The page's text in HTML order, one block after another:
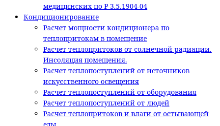
медицинских по Р 3.5.1904-04
Кондиционирование
Расчет мощности кондиционера по
теплопритокам в помещение
Расчет теплопритоков от солнечной радиации.
Инсоляция помещения.
Расчет теплопоступлений от источников
искусственного освещения
Расчет теплопоступлений от оборудования
Расчет теплопоступлений от людей
Расчет теплопритоков и влаги от остывающей